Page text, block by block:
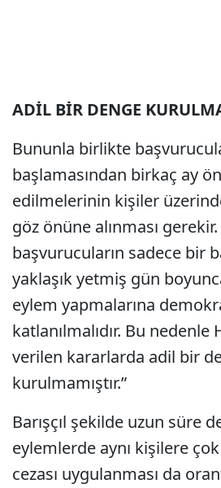
ADİL BİR DENGE
Bununla birlikte
başlamasından birkaç ay
edilmelerinin kişiler
göz önüne alınması
başvurucuların sadece bir
yaklaşık yetmiş gün
eylem yapmalarına
katlanılmalıdır. Bu
verilen kararlarda adil bir
kurulmamıştır.”
Barışçıl şekilde uzun süre
eylemlerde aynı kişilere
cezası uygulanması da